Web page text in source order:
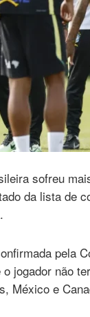
sofreu
da lista de
pela
o jogador não
México e